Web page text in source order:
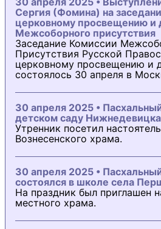
Сергия (Фомина) на
церковному просвещению и
Межсоборного присутствия
Заседание Комиссии
Присутствия Русской
церковному просвещению и
состоялось 30 апреля в
30 апреля 2025 •
детском саду Нижнедевицка
Утренник посетил
Вознесенского храма.
30 апреля 2025 •
состоялся в школе села
На праздник был приглашен
местного храма.